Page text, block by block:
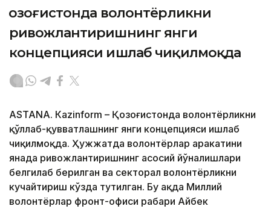
Қозоғистонда волонтёрликни
ривожлантиришнинг янги
концепцияси ишлаб чиқилмоқда
ASTANА. Кazinform – Қозоғистонда волонтёрликни
қўллаб-қувватлашнинг янги концепцияси ишлаб
чиқилмоқда. Ҳужжатда волонтёрлар ҳаракатини
янада ривожлантиришнинг асосий йўналишлари
белгилаб берилган ва секторал волонтёрликни
кучайтириш кўзда тутилган. Бу ҳақда Миллий
волонтёрлар фронт-офиси раҳбари Айбек